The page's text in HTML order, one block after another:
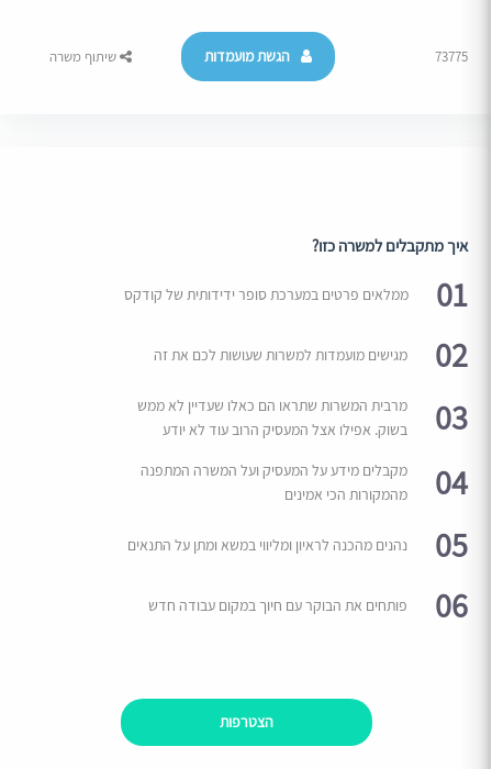
73775 הגשת מועמדות שיתוף משרה
איך מתקבלים למשרה כזו?
01 ממלאים פרטים במערכת סופר ידידותית של קודקס
02 מגישים מועמדות למשרות שעושות לכם את זה
03
מרבית המשרות שתראו הם כאלו שעדיין לא ממש
בשוק. אפילו אצל המעסיק הרוב עוד לא יודע
04
מקבלים מידע על המעסיק ועל המשרה המתפנה
מהמקורות הכי אמינים
05 נהנים מהכנה לראיון ומליווי במשא ומתן על התנאים
06 פותחים את הבוקר עם חיוך במקום עבודה חדש
הצטרפות